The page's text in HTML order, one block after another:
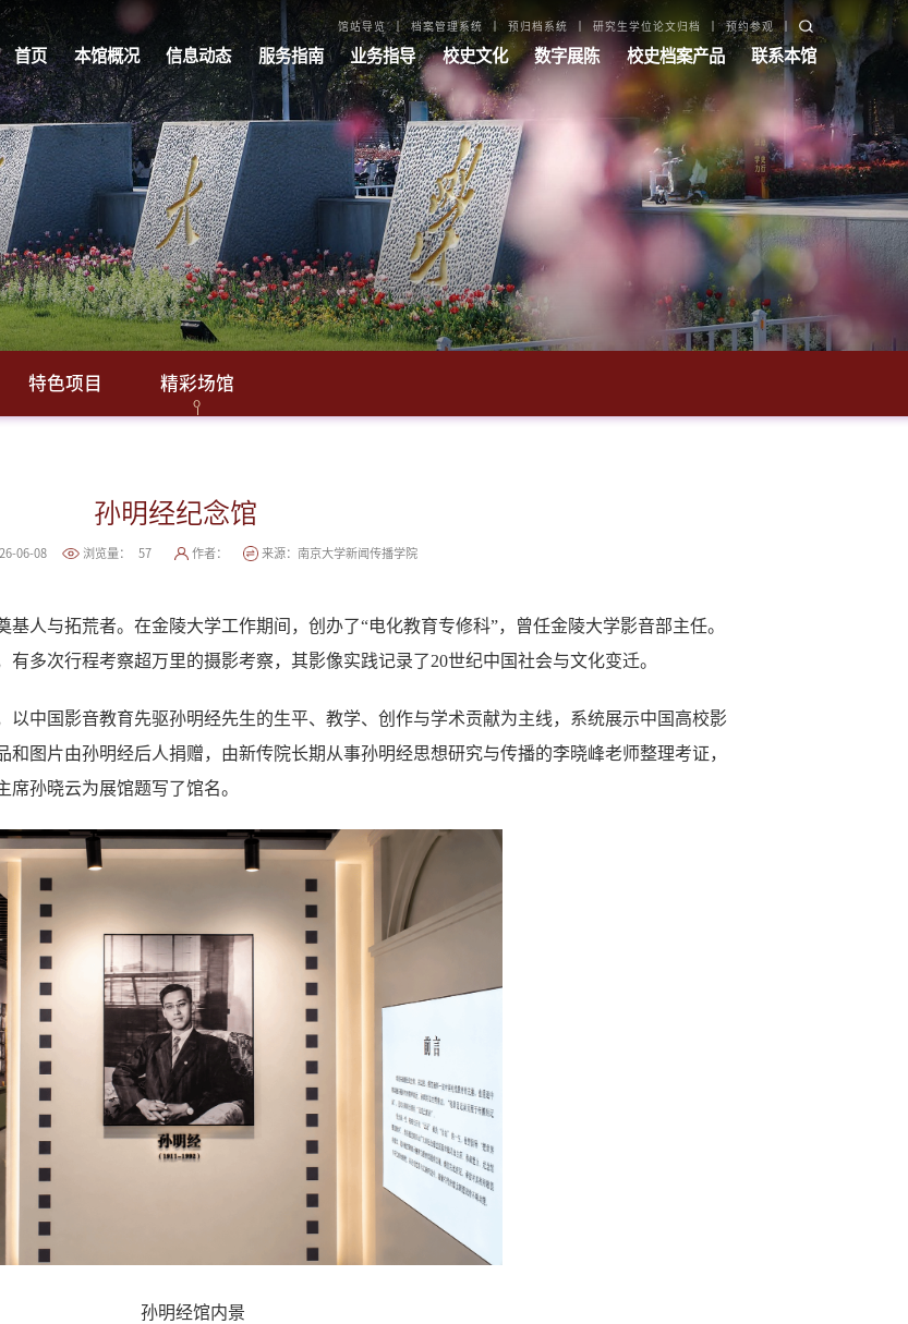
馆站导览 档案管理系统 预归档系统 研究生学位论文归档 预约参观
首页 本馆概况 信息动态 服务指南 业务指导 校史文化 数字展陈 校史档案产品 联系本馆
特色项目 精彩场馆
孙明经纪念馆
06-08 浏览量： 57 作者： 来源：南京大学新闻传播学院
人与拓荒者。在金陵大学工作期间，创办了“电化教育专修科”，曾任金陵大学影音部主任。
多次行程考察超万里的摄影考察，其影像实践记录了20世纪中国社会与文化变迁。
中国影音教育先驱孙明经先生的生平、教学、 创作与学术贡献为主线，系统展示中国高校影
和图片由孙明经后人捐赠，由新传院长期从事孙明经思想研究与传播的李晓峰老师整理考证，
孙晓云为展馆题写了馆名。
孙明经馆内景